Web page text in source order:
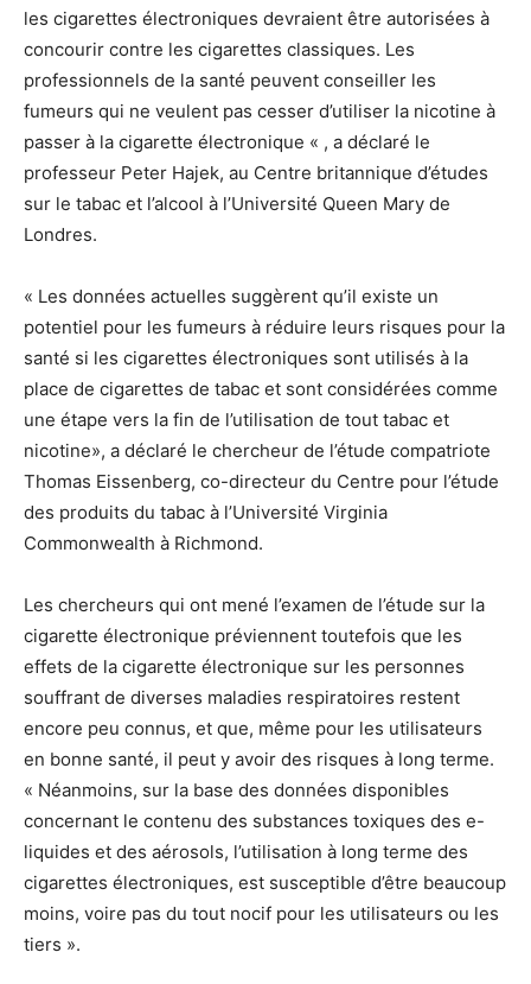
les cigarettes électroniques devraient être autorisées à
concourir contre les cigarettes classiques. Les
professionnels de la santé peuvent conseiller les
fumeurs qui ne veulent pas cesser d’utiliser la nicotine à
passer à la cigarette électronique « , a déclaré le
professeur Peter Hajek, au Centre britannique d’études
sur le tabac et l’alcool à l’Université Queen Mary de
Londres.
« Les données actuelles suggèrent qu’il existe un
potentiel pour les fumeurs à réduire leurs risques pour la
santé si les cigarettes électroniques sont utilisés à la
place de cigarettes de tabac et sont considérées comme
une étape vers la fin de l’utilisation de tout tabac et
nicotine», a déclaré le chercheur de l’étude compatriote
Thomas Eissenberg, co-directeur du Centre pour l’étude
des produits du tabac à l’Université Virginia
Commonwealth à Richmond.
Les chercheurs qui ont mené l’examen de l’étude sur la
cigarette électronique préviennent toutefois que les
effets de la cigarette électronique sur les personnes
souffrant de diverses maladies respiratoires restent
encore peu connus, et que, même pour les utilisateurs
en bonne santé, il peut y avoir des risques à long terme.
« Néanmoins, sur la base des données disponibles
concernant le contenu des substances toxiques des e-
liquides et des aérosols, l’utilisation à long terme des
cigarettes électroniques, est susceptible d’être beaucoup
moins, voire pas du tout nocif pour les utilisateurs ou les
tiers ».